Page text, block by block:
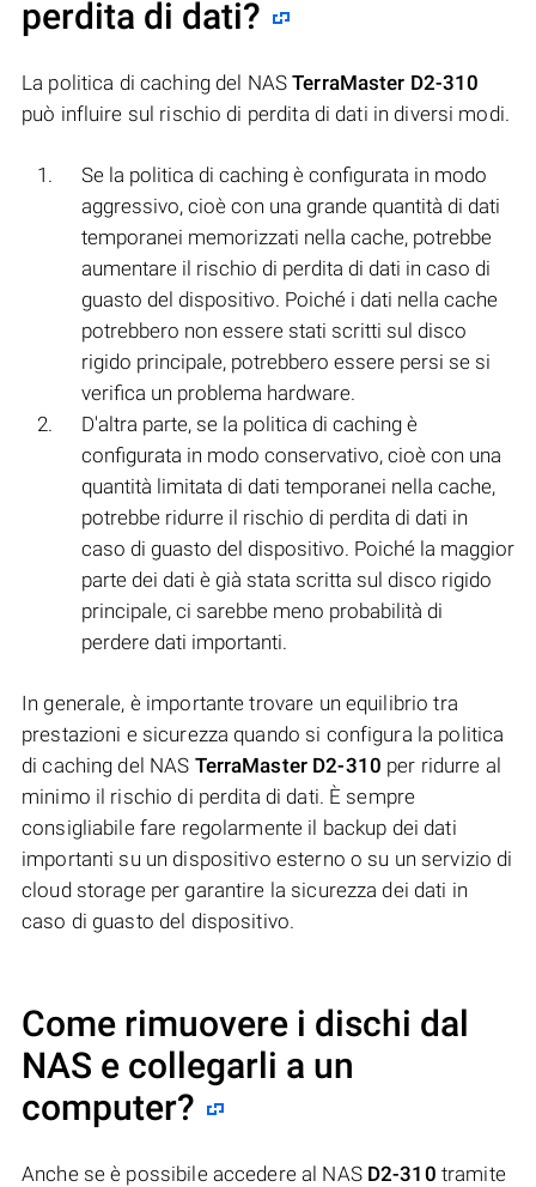
perdita di dati?
La politica di caching del NASTerraMaster D2-310
può influire sul rischio di perdita di dati in diversi modi.
Se la politica di caching è configurata in modo
aggressivo, cioè con una grande quantità di dati
temporanei memorizzati nella cache, potrebbe
aumentare il rischio di perdita di dati in caso di
guasto del dispositivo. Poiché i dati nella cache
potrebbero non essere stati scritti sul disco
rigido principale, potrebbero essere persi se si
verifica un problema hardware.
D'altra parte, se la politica di caching è
configurata in modo conservativo, cioè con una
quantità limitata di dati temporanei nella cache,
potrebbe ridurre il rischio di perdita di dati in
caso di guasto del dispositivo. Poiché la maggior
parte dei dati è già stata scritta sul disco rigido
principale, ci sarebbe meno probabilità di
perdere dati importanti.
In generale, è importante trovare un equilibrio tra
prestazioni e sicurezza quando si configura la politica
di caching del NAS TerraMaster D2-310 per ridurre al
minimo il rischio di perdita di dati. È sempre
consigliabile fare regolarmente il backup dei dati
importanti su un dispositivo esterno o su un servizio di
cloud storage per garantire la sicurezza dei dati in
caso di guasto del dispositivo.
Come rimuovere i dischi dal
NAS e collegarli a un
computer?
Anche se è possibile accedere al NAS D2-310 tramite